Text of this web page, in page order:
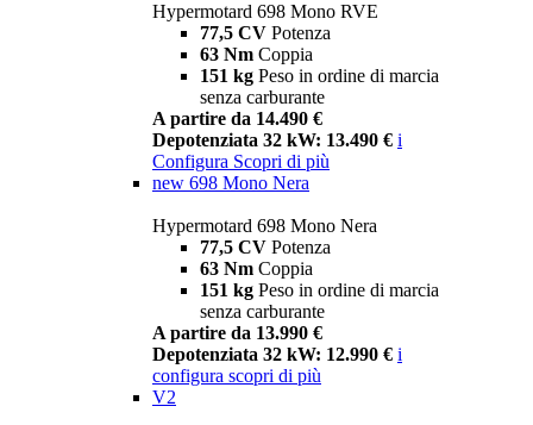
Hypermotard 698 Mono RVE
77,5 CV Potenza
63 Nm Coppia
151 kg Peso in ordine di marcia
senza carburante
A partire da 14.490 €
Depotenziata 32 kW: 13.490 € i
Configura Scopri di più
new 698 Mono Nera
Hypermotard 698 Mono Nera
77,5 CV Potenza
63 Nm Coppia
151 kg Peso in ordine di marcia
senza carburante
A partire da 13.990 €
Depotenziata 32 kW: 12.990 € i
configura scopri di più
V2